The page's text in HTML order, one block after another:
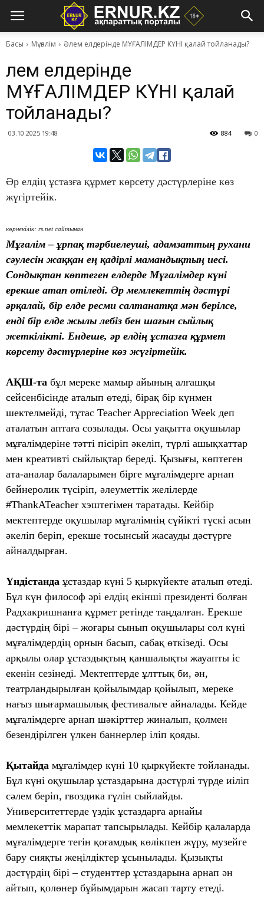
Басы Мұғалім Әлем елдерінде МҰҒАЛІМДЕР КҮНІ қалай тойланады?
Әлем елдерінде
МҰҒАЛІМДЕР КҮНІ қалай
тойланады?
03.10.2025 19:48 0
884
Әр елдің ұстазға құрмет көрсету дәстүрлеріне көз
жүгіртейік.
көрнекілік: rs.net сайтынан
Мұғалім – ұрпақ тәрбиелеуші, адамзаттың рухани
сәулесін жаққан ең қадірлі мамандықтың иесі.
Сондықтан көптеген елдерде Мұғалімдер күні
ерекше атап өтіледі. Әр мемлекеттің дәстүрі
әрқалай, бір елде ресми салтанатқа мән берілсе,
енді бір елде жылы лебіз бен шағын сыйлық
жеткілікті. Ендеше, әр елдің ұстазға құрмет
көрсету дәстүрлеріне көз жүгіртейік.
АҚШ-та бұл мереке мамыр айының алғашқы
сейсенбісінде аталып өтеді, бірақ бір күнмен
шектелмейді, тұтас Teacher Appreciation Week деп
аталатын аптаға созылады. Осы уақытта оқушылар
мұғалімдеріне тәтті пісіріп әкеліп, түрлі ашықхаттар
мен креативті сыйлықтар береді. Қызығы, көптеген
ата-аналар балаларымен бірге мұғалімдерге арнап
бейнеролик түсіріп, әлеуметтік желілерде
#ThankATeacher хэштегімен таратады. Кейбір
мектептерде оқушылар мұғалімнің сүйікті түскі асын
әкеліп беріп, ерекше тосынсый жасауды дәстүрге
айналдырған.
Үндістанда ұстаздар күні 5 қыркүйекте аталып өтеді.
Бұл күн философ әрі елдің екінші президенті болған
Радхакришнанға құрмет ретінде таңдалған. Ерекше
дәстүрдің бірі – жоғары сынып оқушылары сол күні
мұғалімдердің орнын басып, сабақ өткізеді. Осы
арқылы олар ұстаздықтың қаншалықты жауапты іс
екенін сезінеді. Мектептерде ұлттық би, ән,
театрландырылған қойылымдар қойылып, мереке
нағыз шығармашылық фестивальге айналады. Кейде
мұғалімдерге арнап шәкірттер жиналып, қолмен
безендірілген үлкен баннерлер іліп қояды.
Қытайда мұғалімдер күні 10 қыркүйекте тойланады.
Бұл күні оқушылар ұстаздарына дәстүрлі түрде иіліп
сәлем беріп, гвоздика гүлін сыйлайды.
Университеттерде үздік ұстаздарға арнайы
мемлекеттік марапат тапсырылады. Кейбір қалаларда
мұғалімдерге тегін қоғамдық көлікпен жүру, музейге
бару сияқты жеңілдіктер ұсынылады. Қызықты
дәстүрдің бірі – студенттер ұстаздарына арнап ән
айтып, қолөнер бұйымдарын жасап тарту етеді.